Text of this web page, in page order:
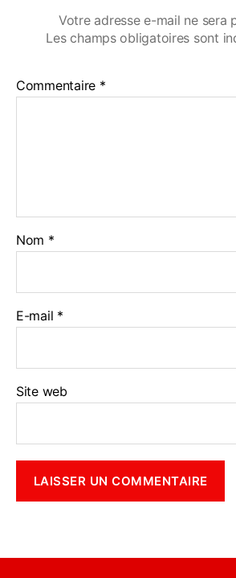
Votre adresse e-mail ne sera
Les champs obligatoires sont
Commentaire *
Nom *
E-mail *
Site web